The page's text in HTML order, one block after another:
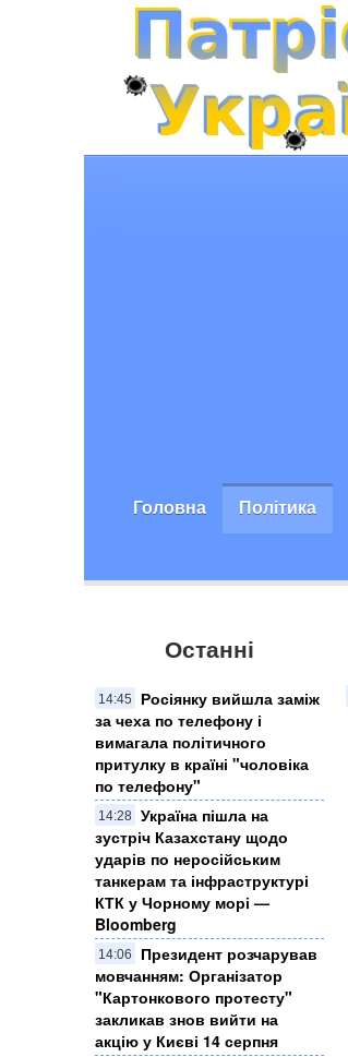
Головна Політика
Останні
14:45
Росіянку вийшла заміж
за чеха по телефону і
вимагала політичного
притулку в країні "чоловіка
по телефону"
14:28 Україна пішла на
зустріч Казахстану щодо
ударів по неросійським
танкерам та інфраструктурі
КТК у Чорному морі —
Bloomberg
14:06
Президент розчарував
мовчанням: Організатор
"Картонкового протесту"
закликав знов вийти на
акцію у Києві 14 серпня